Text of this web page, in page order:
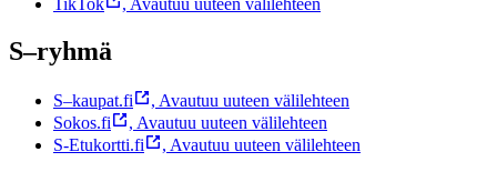
TikTok
, Avautuu uuteen välilehteen
S–ryhmä
S–kaupat.fi , Avautuu uuteen välilehteen
Sokos.fi
, Avautuu uuteen välilehteen
S-Etukortti.fi
, Avautuu uuteen välilehteen